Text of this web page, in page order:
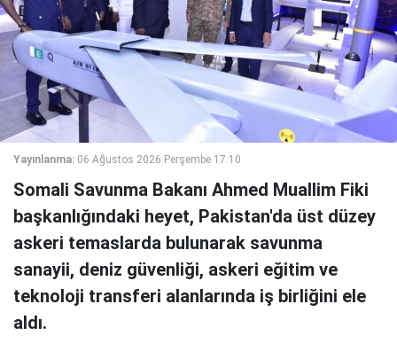
Yayınlanma: 06 Ağustos 2026 Perşembe 17:10
Somali Savunma Bakanı Ahmed Muallim Fiki
başkanlığındaki heyet, Pakistan'da üst düzey
askeri temaslarda bulunarak savunma
sanayii, deniz güvenliği, askeri eğitim ve
teknoloji transferi alanlarında iş birliğini ele
aldı.